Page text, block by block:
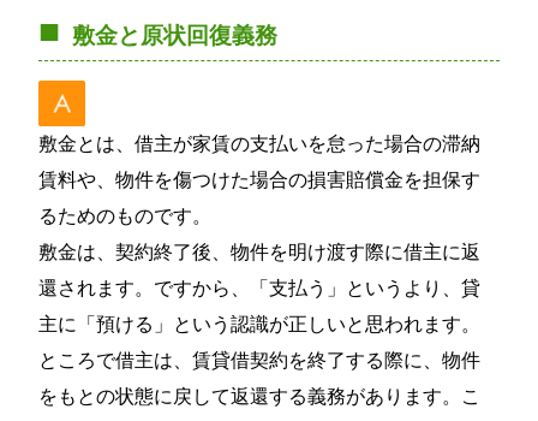
敷金と原状回復義務
敷金とは、借主が家賃の支払いを怠った場合の滞納
賃料や、物件を傷つけた場合の損害賠償金を担保す
るためのものです。
敷金は、契約終了後、物件を明け渡す際に借主に返
還されます。ですから、「支払う」というより、貸
主に「預ける」という認識が正しいと思われます。
ところで借主は、賃貸借契約を終了する際に、物件
をもとの状態に戻して返還する義務があります。こ